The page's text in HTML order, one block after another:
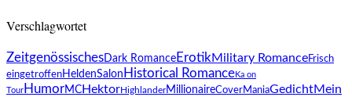
Verschlagwortet
ZeitgenössischesDark Romance ErotikMilitary RomanceFrisch
eingetroffenHeldenSalon Historical RomanceKa on
Tour HumorMC HektorHighlanderMillionaireCoverManiaGedichtMein